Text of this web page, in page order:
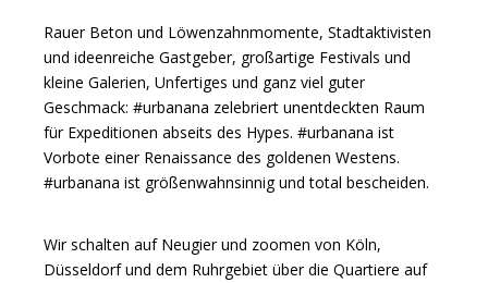
Rauer Beton und Löwenzahnmomente, Stadtaktivisten
und ideenreiche Gastgeber, großartige Festivals und
kleine Galerien, Unfertiges und ganz viel guter
Geschmack: #urbanana zelebriert unentdeckten Raum
für Expeditionen abseits des Hypes. #urbanana ist
Vorbote einer Renaissance des goldenen Westens.
#urbanana ist größenwahnsinnig und total bescheiden.
Wir schalten auf Neugier und zoomen von Köln,
Düsseldorf und dem Ruhrgebiet über die Quartiere auf